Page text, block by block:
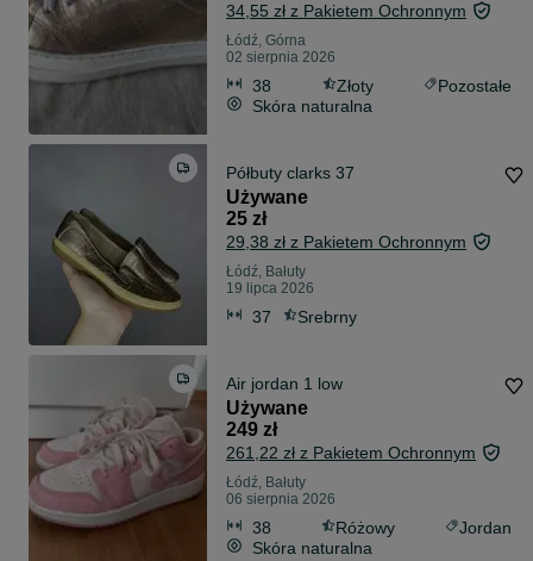
34,55 zł z Pakietem Ochronnym
Łódź, Górna
02 sierpnia 2026
38 Złoty
Pozostałe
Skóra naturalna
Półbuty clarks 37
Używane
25 zł
29,38 zł z Pakietem Ochronnym
Łódź, Bałuty
19 lipca 2026
37 Srebrny
Air jordan 1 low
Używane
249 zł
261,22 zł z Pakietem Ochronnym
Łódź, Bałuty
06 sierpnia 2026
38 Różowy
Jordan
Skóra naturalna